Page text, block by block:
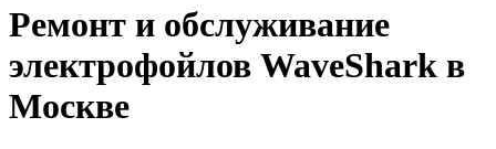
Ремонт и обслуживание
электрофойлов WaveShark в
Москве